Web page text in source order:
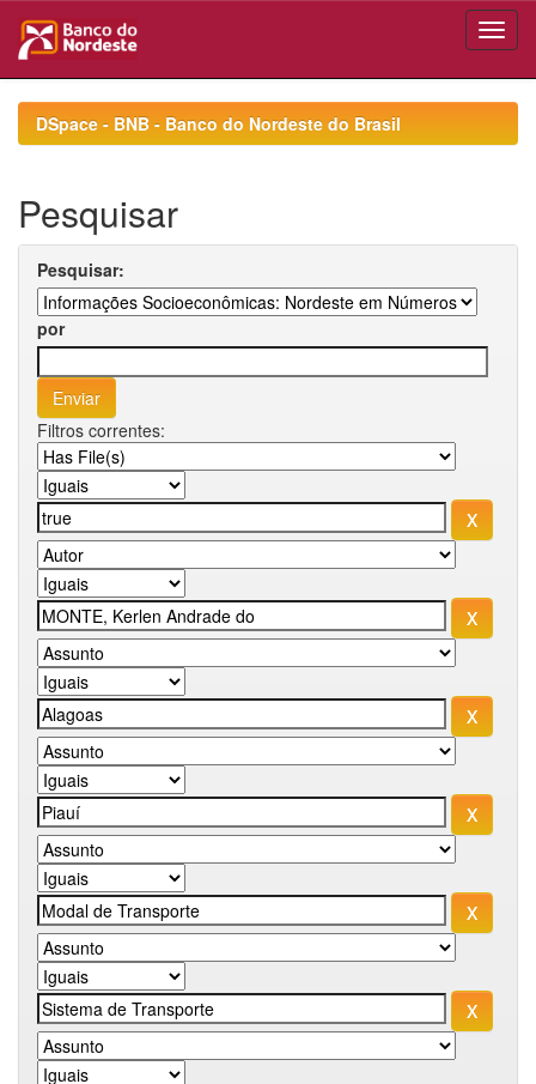
navigationDSpace - BNB - Banco do Nordeste do Brasil
Pesquisar
Pesquisar:
por
Filtros correntes: